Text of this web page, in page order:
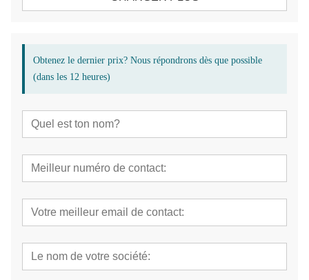
Obtenez le dernier prix? Nous répondrons dès que possible
(dans les 12 heures)